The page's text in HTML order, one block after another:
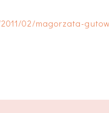
02/magorzata-